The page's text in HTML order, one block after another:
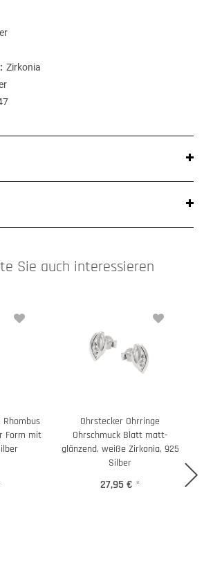
Zirkonia
Sie auch interessieren
Rhombus
Form mit
Ohrstecker Ohrringe
Ohrschmuck Blatt matt-
glänzend, weiße Zirkonia, 925
Silber
27,95 € *